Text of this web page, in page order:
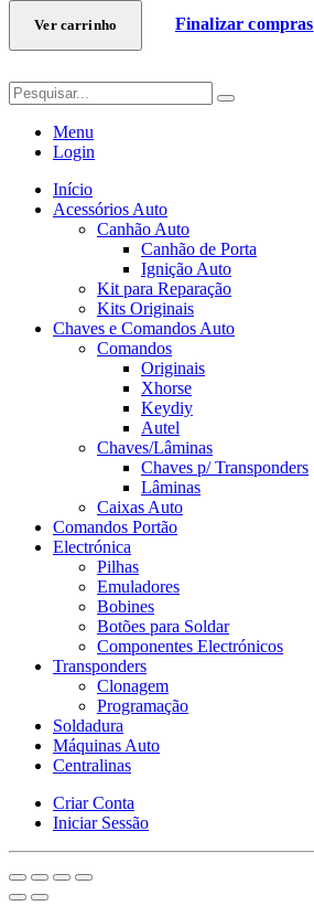
Ver carrinho Finalizar compras
Menu
Login
Início
Acessórios Auto
Canhão Auto
Canhão de Porta
Ignição Auto
Kit para Reparação
Kits Originais
Chaves e Comandos Auto
Comandos
Originais
Xhorse
Keydiy
Autel
Chaves/Lâminas
Chaves p/ Transponders
Lâminas
Caixas Auto
Comandos Portão
Electrónica
Pilhas
Emuladores
Bobines
Botões para Soldar
Componentes Electrónicos
Transponders
Clonagem
Programação
Soldadura
Máquinas Auto
Centralinas
Criar Conta
Iniciar Sessão